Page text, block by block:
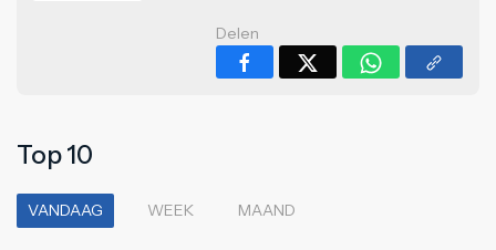
Delen
Top 10
VANDAAG WEEK MAAND